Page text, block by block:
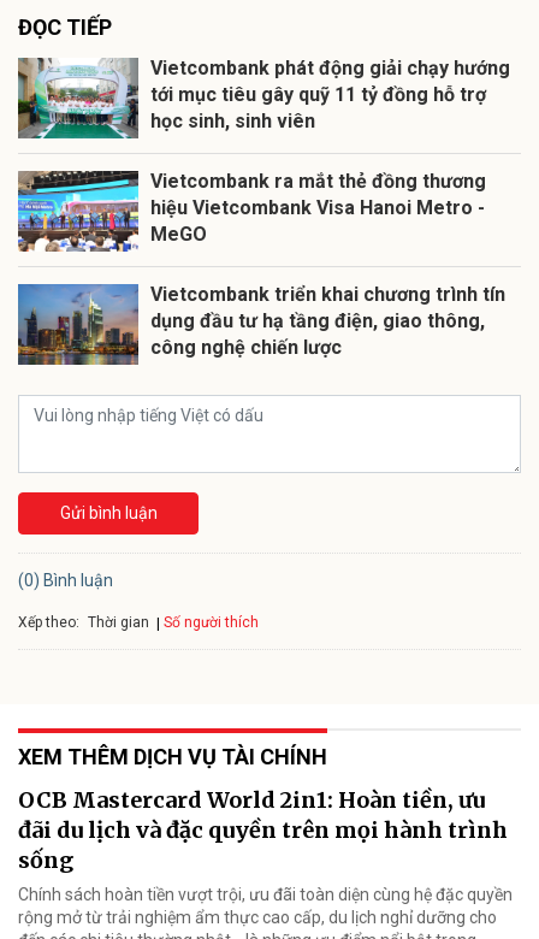
ĐỌC TIẾP
Vietcombank phát động giải chạy hướng
tới mục tiêu gây quỹ 11 tỷ đồng hỗ trợ
học sinh, sinh viên
Vietcombank ra mắt thẻ đồng thương
hiệu Vietcombank Visa Hanoi Metro -
MeGO
Vietcombank triển khai chương trình tín
dụng đầu tư hạ tầng điện, giao thông,
công nghệ chiến lược
Gửi bình luận
(0) Bình luận
Xếp theo: Thời gian Số người thích
XEM THÊM DỊCH VỤ TÀI CHÍNH
OCB Mastercard World 2in1: Hoàn tiền, ưu
đãi du lịch và đặc quyền trên mọi hành trình
sống
Chính sách hoàn tiền vượt trội, ưu đãi toàn diện cùng hệ đặc quyền
rộng mở từ trải nghiệm ẩm thực cao cấp, du lịch nghỉ dưỡng cho